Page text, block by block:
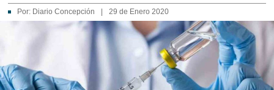
Por: Diario Concepción 29 de Enero 2020